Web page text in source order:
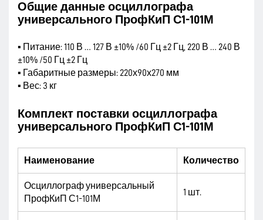
Общие данные осциллографа
универсального ПрофКиП С1-101М
▪ Питание: 110 В … 127 В ±10% /60 Гц ±2 Гц, 220 В … 240 В
±10% /50 Гц ±2 Гц
▪ Габаритные размеры: 220х90х270 мм
▪ Вес: 3 кг
Комплект поставки осциллографа
универсального ПрофКиП С1-101М
Наименование Количество
Осциллограф универсальный
ПрофКиП С1-101М
1 шт.